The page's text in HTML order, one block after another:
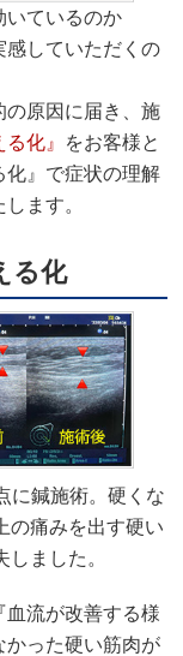
いているのか
感していただくの
の原因に届き、施
る化』 をお客様と
化』で症状の理解
ます。
る化
に鍼施術。硬くな
の痛みを出す硬い
ました。
血流が改善する様
かった硬い筋肉が